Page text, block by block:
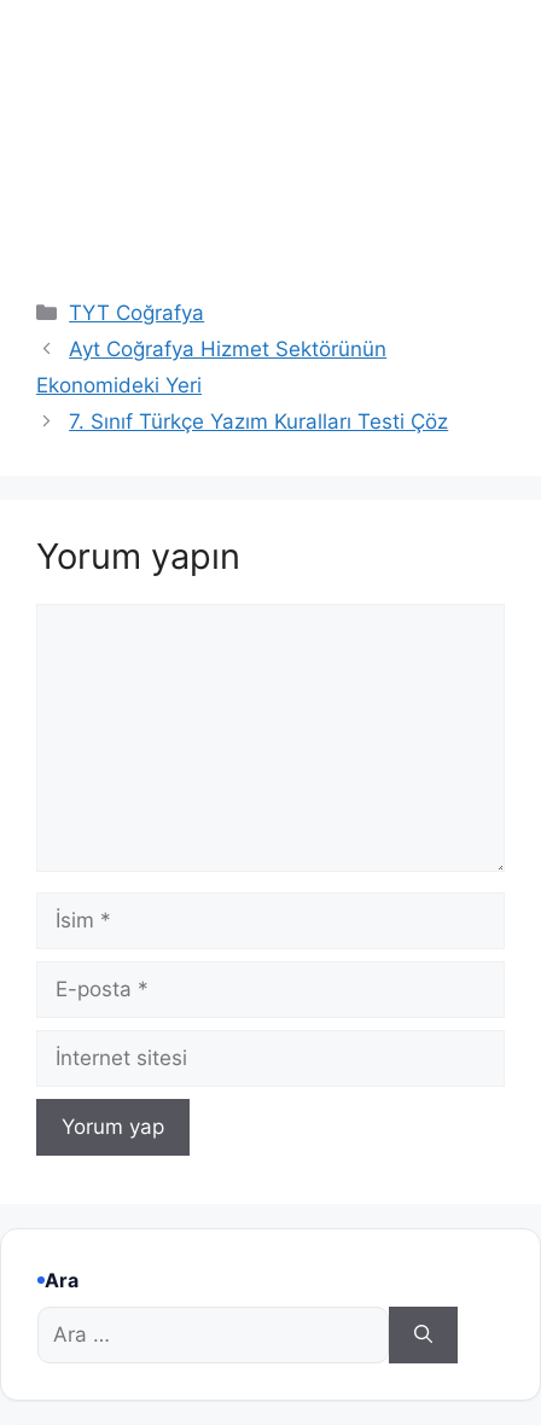
Kategoriler
TYT Coğrafya
Ayt Coğrafya Hizmet Sektörünün
Ekonomideki Yeri
7. Sınıf Türkçe Yazım Kuralları Testi Çöz
Yorum yapın
İsim
posta
İnternet
sitesi
Ara
için
ara